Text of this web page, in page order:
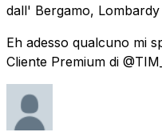
dall' Bergamo, Lombardy
Eh adesso qualcuno mi
Cliente Premium di